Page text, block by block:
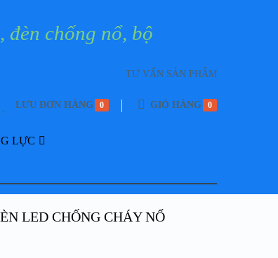
TƯ VẤN SẢN PHẨM
LƯU ĐƠN HÀNG 0 GIỎ HÀNG 0
LỰC
LED CHỐNG CHÁY NỔ